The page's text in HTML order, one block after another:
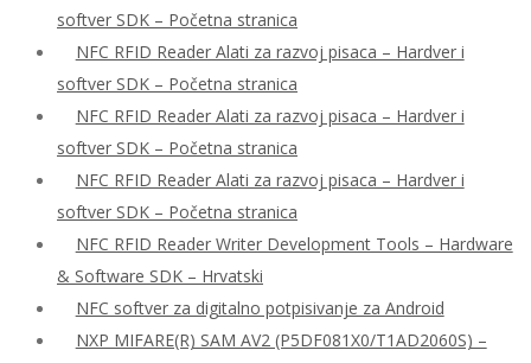
softver SDK – Početna stranica
NFC RFID Reader Alati za razvoj pisaca – Hardver i
softver SDK – Početna stranica
NFC RFID Reader Alati za razvoj pisaca – Hardver i
softver SDK – Početna stranica
NFC RFID Reader Alati za razvoj pisaca – Hardver i
softver SDK – Početna stranica
NFC RFID Reader Writer Development Tools – Hardware
& Software SDK – Hrvatski
NFC softver za digitalno potpisivanje za Android
NXP MIFARE(R) SAM AV2 (P5DF081X0/T1AD2060S) –